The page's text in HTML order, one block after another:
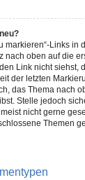
markieren“-Links in
nach oben auf die
Link nicht siehst,
der letzten
das Thema nach
Stelle jedoch
nicht gerne
Themen